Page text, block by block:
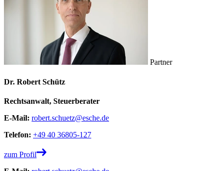
Partner
Dr. Robert Schütz
Rechtsanwalt, Steuerberater
E-Mail: robert.schuetz@esche.de
Telefon: +49 40 36805-127
zum Profil